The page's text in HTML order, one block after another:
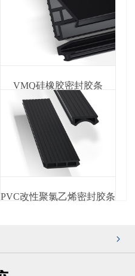
VMQ硅橡胶密封胶条
PVC改性聚氯乙烯密封胶条